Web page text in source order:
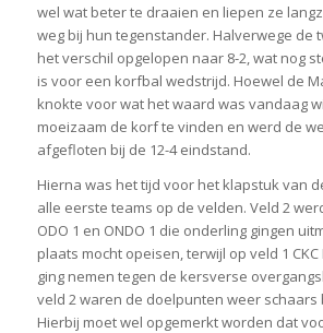
wel wat beter te draaien en liepen ze
weg bij hun tegenstander. Halverwege de
het verschil opgelopen naar 8-2, wat nog
is voor een korfbal wedstrijd. Hoewel de
knokte voor wat het waard was vandaag
moeizaam de korf te vinden en werd de
afgefloten bij de 12-4 eindstand.
Hierna was het tijd voor het klapstuk van
alle eerste teams op de velden. Veld 2
ODO 1 en ONDO 1 die onderling gingen
plaats mocht opeisen, terwijl op veld 1
ging nemen tegen de kersverse
veld 2 waren de doelpunten weer schaars
Hierbij moet wel opgemerkt worden dat